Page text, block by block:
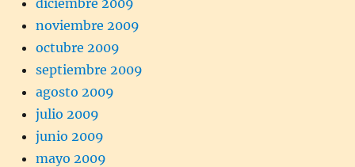
noviembre 2009
octubre 2009
septiembre 2009
agosto 2009
julio 2009
junio 2009
mayo 2009